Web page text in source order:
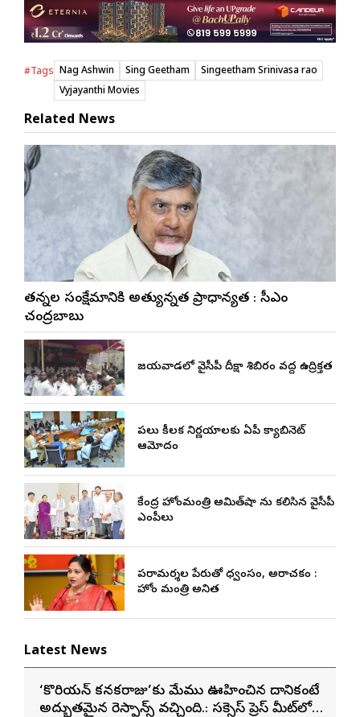
#Tags Nag Ashwin Sing Geetham
Singeetham Srinivasa rao
Vyjayanthi Movies
Related News
నేతన్నల సంక్షేమానికి అత్యున్నత ప్రాధాన్యత : సీఎం
చంద్రబాబు
విజయవాడలో వైసీపీ దీక్షా శిబిరం వద్ద ఉద్రిక్తత
పలు కీలక నిర్ణయాలకు ఏపీ క్యాబినెట్
ఆమోదం
కేంద్ర హోంమంత్రి అమిత్‌షా ను కలిసిన వైసీపీ
ఎంపీలు
పరామర్శల పేరుతో విధ్వంసం, అరాచకం :
హోం మంత్రి అనిత
Latest News
‘కొరియన్ కనకరాజు’కు మేము ఊహించిన దానికంటే
అద్భుతమైన రెస్పాన్స్ వచ్చింది.: సక్సెస్ ప్రెస్ మీట్‌లో